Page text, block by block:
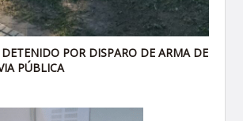
POR DISPARO DE ARMA DE
PÚBLICA